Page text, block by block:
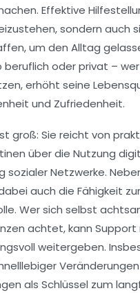
Effektive
sondern auch
um den Alltag
oder privat –
erhöht seine
und Zufriedenheit.
groß: Sie reicht von
über die Nutzung
sozialer Netzwerke.
auch die Fähigkeit zur
Wer sich selbst
achtet, kann Support
weitergeben.
als Schlüssel zum